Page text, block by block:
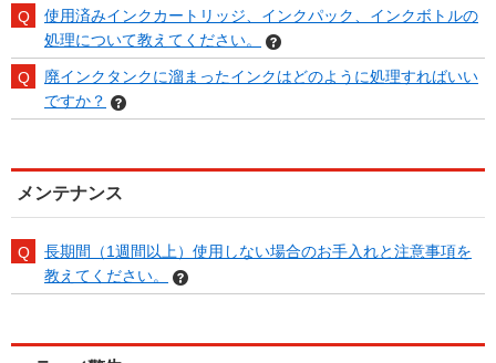
使用済みインクカートリッジ、インクパック、インクボトルの
処理について教えてください。
廃インクタンクに溜まったインクはどのように処理すればいい
ですか？
メンテナンス
長期間（1週間以上）使用しない場合のお手入れと注意事項を
教えてください。